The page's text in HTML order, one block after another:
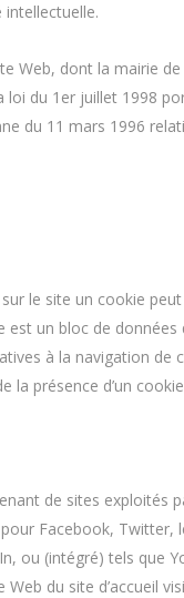
Web, dont la mairie
du 1er juillet 1998
du 11 mars 1996
le site un cookie peut
un bloc de données
à la navigation de
la présence d’un
de sites exploités
Facebook, Twitter,
ou (intégré) tels que
du site d’accueil